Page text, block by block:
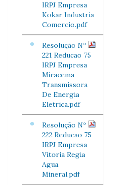
IRPJ Empresa
Kokar Industria
Comercio.pdf
Resolução Nº
221 Reducao 75
IRPJ Empresa
Miracema
Transmissora
De Energia
Eletrica.pdf
Resolução Nº
222 Reducao 75
IRPJ Empresa
Vitoria Regia
Agua
Mineral.pdf